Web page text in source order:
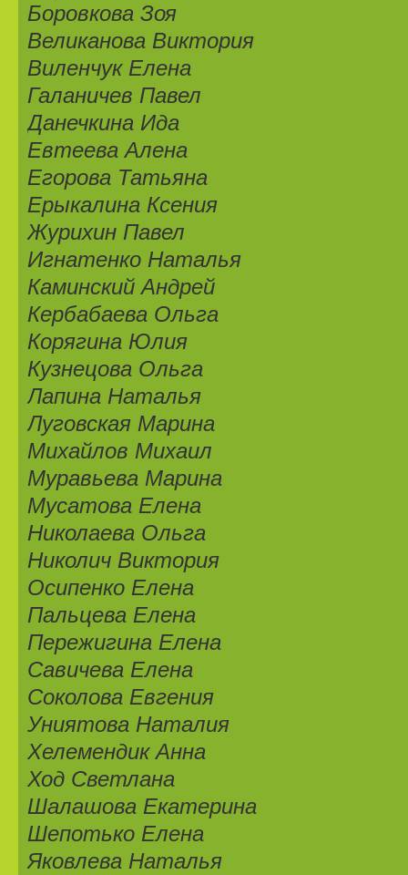
Боровкова Зоя
Великанова Виктория
Виленчук Елена
Галаничев Павел
Данечкина Ида
Евтеева Алена
Егорова Татьяна
Ерыкалина Ксения
Журихин Павел
Игнатенко Наталья
Каминский Андрей
Кербабаева Ольга
Корягина Юлия
Кузнецова Ольга
Лапина Наталья
Луговская Марина
Михайлов Михаил
Муравьева Марина
Мусатова Елена
Николаева Ольга
Николич Виктория
Осипенко Елена
Пальцева Елена
Пережигина Елена
Савичева Елена
Соколова Евгения
Униятова Наталия
Хелемендик Анна
Ход Светлана
Шалашова Екатерина
Шепотько Елена
Яковлева Наталья